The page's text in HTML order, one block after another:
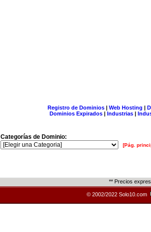
Registro de Dominios| Web Hosting |
Dominios Expirados | Industrias |
Categorías de Dominio:
[Pág.
** Precios
© 2002/2022 Solo10.com